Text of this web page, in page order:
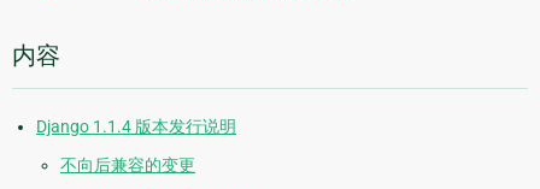
内容
Django 1.1.4 版本发行说明
不向后兼容的变更